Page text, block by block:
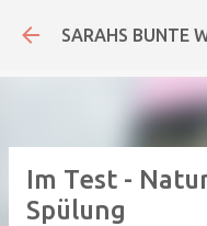
Direkt
SARAHS BUNTE
Im Test -
Spülung